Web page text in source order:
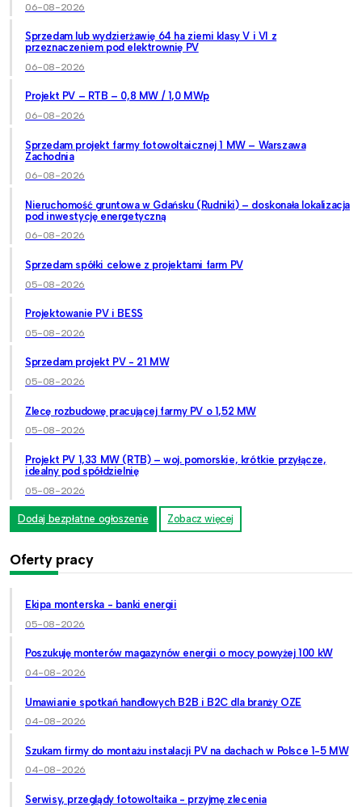
06-08-2026
Sprzedam lub wydzierżawię 64 ha ziemi klasy V i VI z
przeznaczeniem pod elektrownię PV
06-08-2026
Projekt PV – RTB – 0,8 MW / 1,0 MWp
06-08-2026
Sprzedam projekt farmy fotowoltaicznej 1 MW – Warszawa
Zachodnia
06-08-2026
Nieruchomość gruntowa w Gdańsku (Rudniki) – doskonała lokalizacja
pod inwestycję energetyczną
06-08-2026
Sprzedam spółki celowe z projektami farm PV
05-08-2026
Projektowanie PV i BESS
05-08-2026
Sprzedam projekt PV - 21 MW
05-08-2026
Zlecę rozbudowę pracującej farmy PV o 1,52 MW
05-08-2026
Projekt PV 1,33 MW (RTB) – woj. pomorskie, krótkie przyłącze,
idealny pod spółdzielnię
05-08-2026
Dodaj bezpłatne ogłoszenie Zobacz więcej
Oferty pracy
Ekipa monterska - banki energii
05-08-2026
Poszukuję monterów magazynów energii o mocy powyżej 100 kW
04-08-2026
Umawianie spotkań handlowych B2B i B2C dla branży OZE
04-08-2026
Szukam firmy do montażu instalacji PV na dachach w Polsce 1-5 MW
04-08-2026
Serwisy, przeglądy fotowoltaika - przyjmę zlecenia